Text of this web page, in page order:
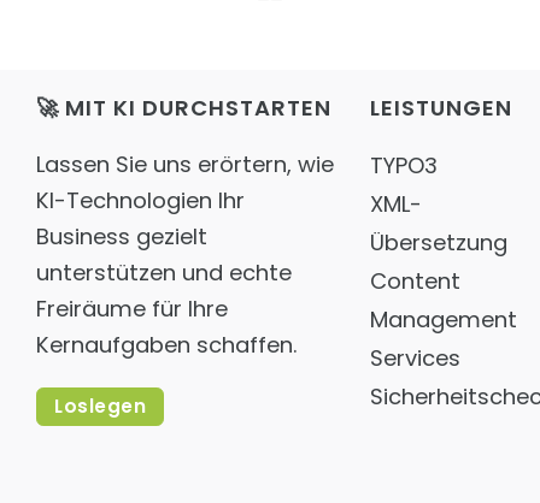
🚀 MIT KI DURCHSTARTEN
Lassen Sie uns erörtern, wie
KI-Technologien Ihr
Business gezielt
unterstützen und echte
Freiräume für Ihre
Kernaufgaben schaffen.
Loslegen
LEISTUNGEN
TYPO3
XML-
Übersetzung
Content
Management
Services